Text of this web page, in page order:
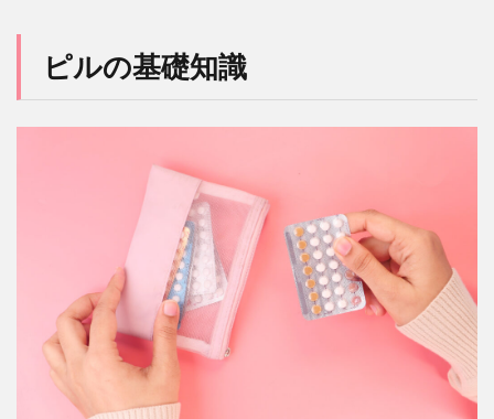
基
発症
のメ
カニ
ズム
ピルの基礎知識